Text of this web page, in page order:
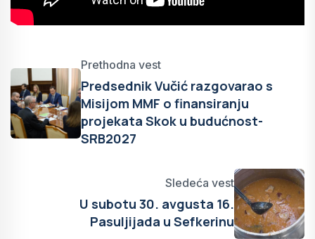
Prethodna vest
Predsednik Vučić razgovarao s
Misijom MMF o finansiranju
projekata Skok u budućnost-
SRB2027
Sledeća vest
U subotu 30. avgusta 16.
Pasuljijada u Sefkerinu